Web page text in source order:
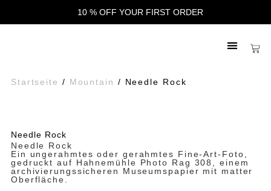
10 % OFF YOUR FIRST ORDER
Startseite / Mountain / Needle Rock
Needle Rock
Needle Rock
Ein ungerahmtes oder gerahmtes Fine-Art-Foto,
gedruckt auf Hahnemühle Photo Rag 308, einem
archivierungssicheren Museumspapier mit matter
Oberfläche.